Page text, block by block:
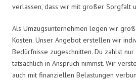
verlassen, dass wir mit großer Sorgfalt
Als Umzugsunternehmen legen wir
Kosten. Unser Angebot erstellen wir
Bedürfnisse zugeschnitten. Du zahlst
tatsächlich in Anspruch nimmst. Wir
auch mit finanziellen Belastungen